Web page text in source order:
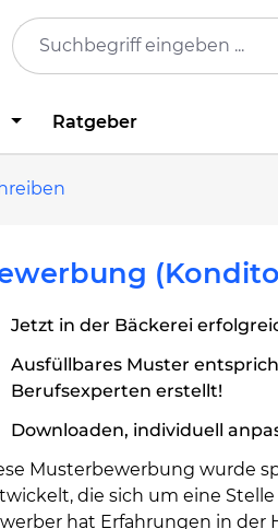
Ratgeber
Jetzt in der Bäckerei
Ausfüllbares Muster
Berufsexperten erstellt!
Downloaden, individuell
Musterbewerbung wurde
die sich um eine
hat Erfahrungen in der